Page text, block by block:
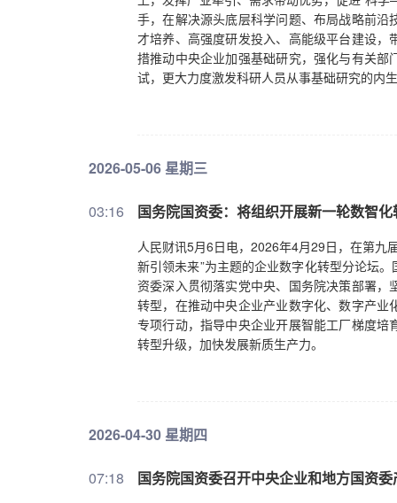
手，在解决源头底层科学问题、布局战略前
才培养、高强度研发投入、高能级平台建设
措推动中央企业加强基础研究，强化与有关
试，更大力度激发科研人员从事基础研究的内
2026-05-06 星期三
03:16 国务院国资委：将组织开展新一轮数智
人民财讯5月6日电，2026年4月29日，在第九
新引领未来”为主题的企业数字化转型分论坛
资委深入贯彻落实党中央、国务院决策部署
转型，在推动中央企业产业数字化、数字产
专项行动，指导中央企业开展智能工厂梯度
转型升级，加快发展新质生产力。
2026-04-30 星期四
07:18 国务院国资委召开中央企业和地方国资